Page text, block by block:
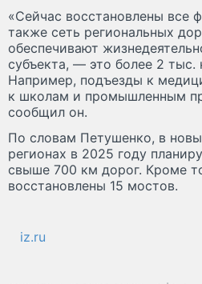
«Сейчас восстановлены все
также сеть региональных
обеспечивают
субъекта, — это более 2 тыс.
Например, подъезды к
к школам и промышленным
сообщил он.
По словам Петушенко, в
регионах в 2025 году
свыше 700 км дорог. Кроме
восстановлены 15 мостов.
iz.ru